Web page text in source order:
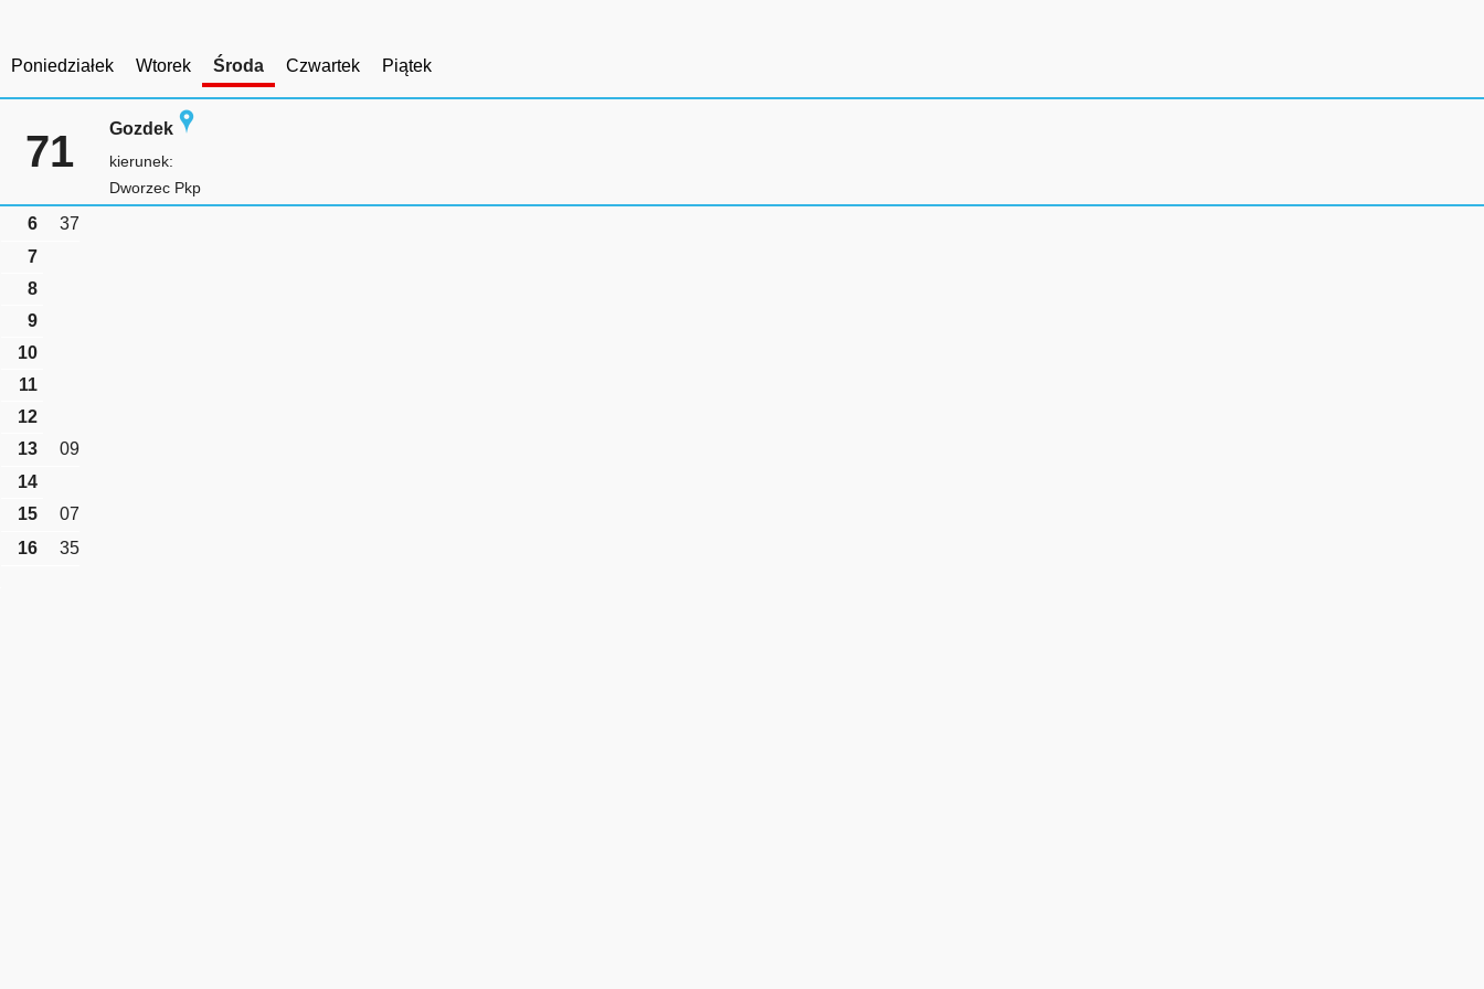
Poniedziałek Wtorek Środa Czwartek Piątek
71 Gozdek
kierunek:
Dworzec Pkp
6
37
7
8
9
10
11
12
13
09
14
15
07
16
35